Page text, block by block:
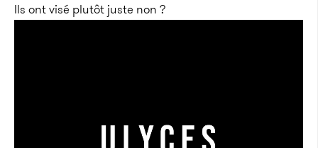
Ils ont visé plutôt juste non ?